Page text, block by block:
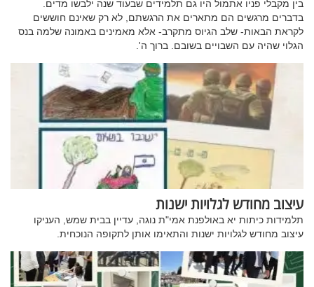
בין מקבלי פניו אתמול היו גם תלמידים שבעוד שנה ילבשו מדים.
בדברים מרגשים הם מתארים את הרגשתם, לא רק שאינם חוששים
לקראת הבאות- שלב הגיוס מתקרב- אלא מאמינים באמונה שלמה בנס
הגלוי שהיה עם השבויים בשובם. ברוך ה'.
עיצוב מחודש לגלויות ישנות
תלמידות כיתות יא באולפנת אמי"ת נוגה, עדיין בבית שמש, העניקו
עיצוב מחודש לגלויות ישנות והתאימו אותן לתקופה הנוכחית.